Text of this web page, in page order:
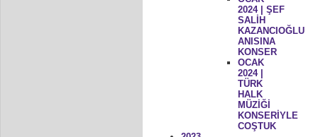
2024 | ŞEF
SALİH
KAZANCIOĞLU
ANISINA
KONSER
OCAK
2024 |
TÜRK
HALK
MÜZİĞİ
KONSERİYLE
COŞTUK